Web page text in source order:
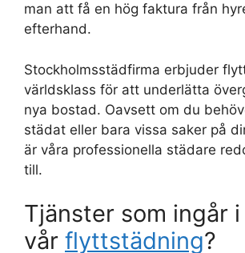
man att få en hög faktura från
efterhand.
Stockholmsstädfirma erbjuder
världsklass för att underlätta
nya bostad. Oavsett om du
städat eller bara vissa saker på
är våra professionella städare
till.
Tjänster som ingår i
vår flyttstädning?